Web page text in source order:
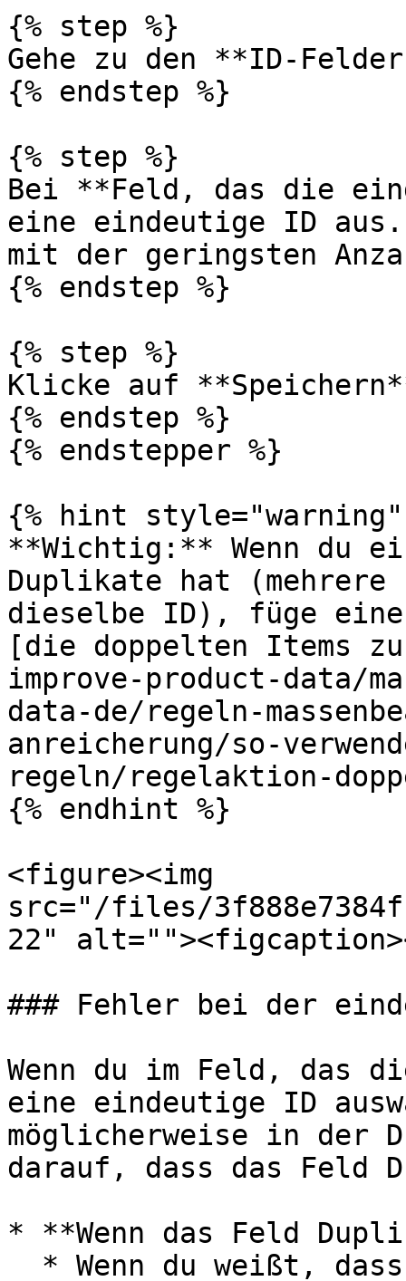
{% step %}
Gehe zu den **ID-
{% endstep %}
{% step %}
Bei **Feld, das die
eine eindeutige ID
mit der geringsten
{% endstep %}
{% step %}
Klicke auf
{% endstep %}
{% endstepper %}
{% hint style="warning"
**Wichtig:** Wenn du
Duplikate hat
dieselbe ID), füge
[die doppelten Items
improve-product-data/
data-de/regeln-
anreicherung/so-
regeln/regelaktion-
{% endhint %}
<figure><img
src="/files/
22"
### Fehler bei der
Wenn du im Feld, das
eine eindeutige ID
möglicherweise in der
darauf, dass das Feld
* **Wenn das Feld